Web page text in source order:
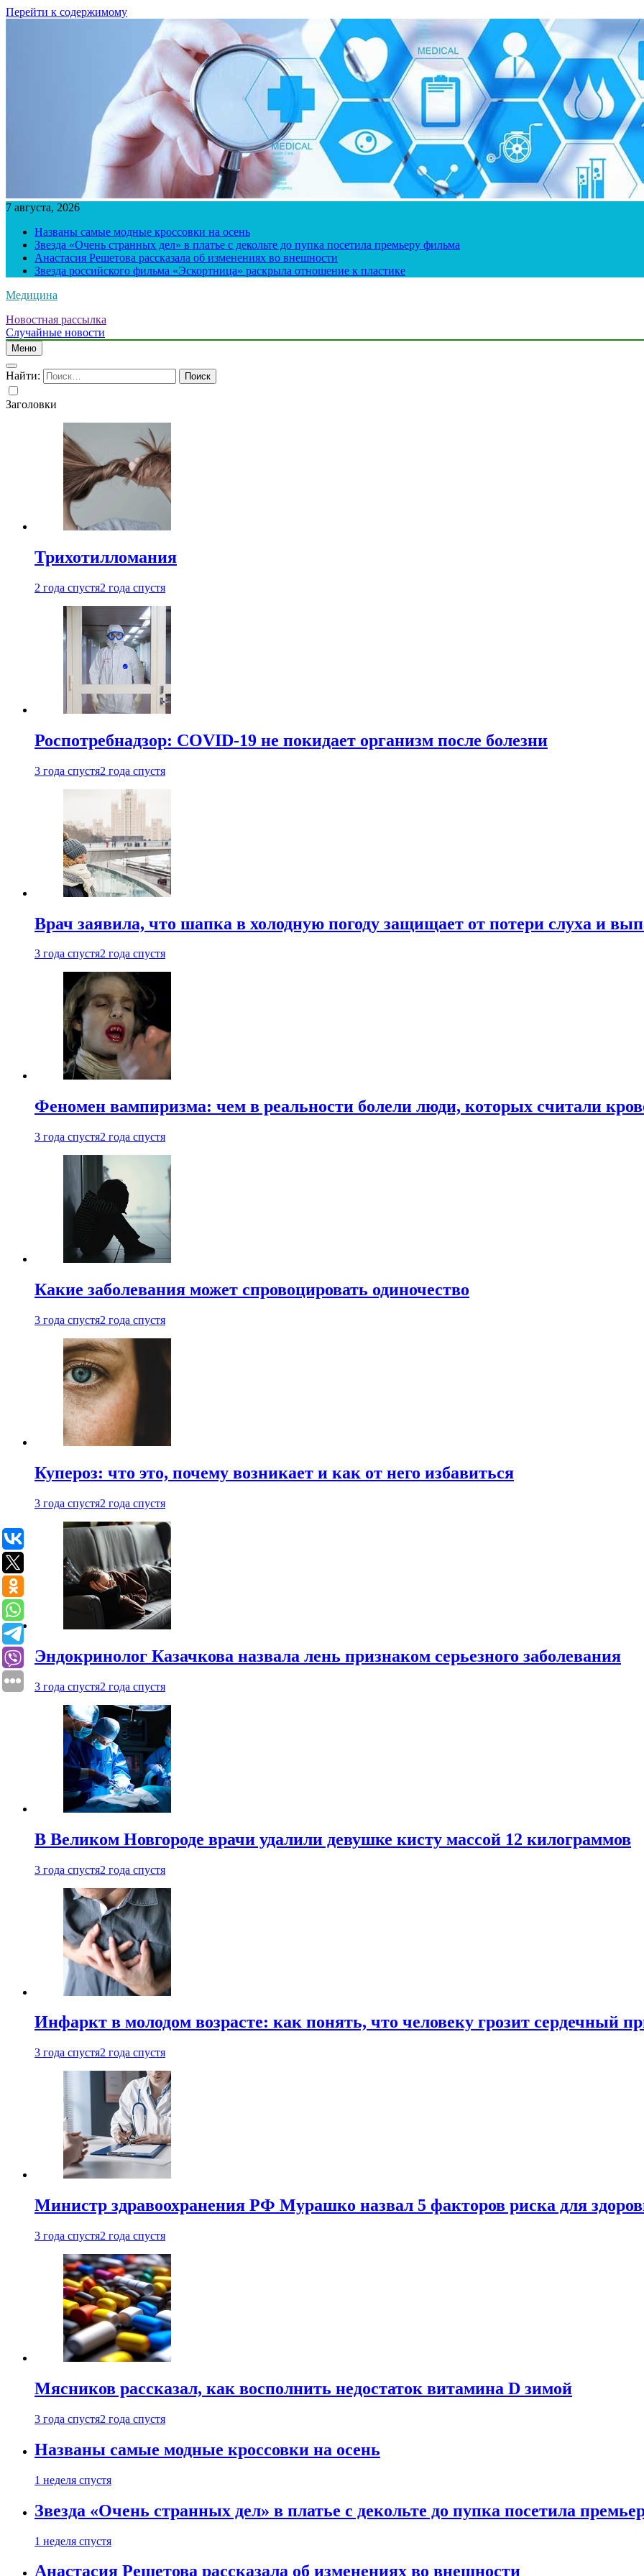
Перейти к содержимому
7 августа, 2026
Названы самые модные кроссовки на осень
Звезда «Очень странных дел» в платье с декольте до пупка посетила премьеру фильма
Анастасия Решетова рассказала об изменениях во внешности
Звезда российского фильма «Эскортница» раскрыла отношение к пластике
Медицина
Новостная рассылка
Случайные новости
Меню
Найти:
Заголовки
Трихотилломания
2 года спустя2 года спустя
Роспотребнадзор: COVID-19 не покидает организм после болезни
3 года спустя2 года спустя
Врач заявила, что шапка в холодную погоду защищает от потери слуха и
3 года спустя2 года спустя
Феномен вампиризма: чем в реальности болели люди, которых считали
3 года спустя2 года спустя
Какие заболевания может спровоцировать одиночество
3 года спустя2 года спустя
Купероз: что это, почему возникает и как от него избавиться
3 года спустя2 года спустя
Эндокринолог Казачкова назвала лень признаком серьезного заболевания
3 года спустя2 года спустя
В Великом Новгороде врачи удалили девушке кисту массой 12 килограммов
3 года спустя2 года спустя
Инфаркт в молодом возрасте: как понять, что человеку грозит сердечный
3 года спустя2 года спустя
Министр здравоохранения РФ Мурашко назвал 5 факторов риска для
3 года спустя2 года спустя
Мясников рассказал, как восполнить недостаток витамина D зимой
3 года спустя2 года спустя
Названы самые модные кроссовки на осень
1 неделя спустя
Звезда «Очень странных дел» в платье с декольте до пупка посетила
1 неделя спустя
Анастасия Решетова рассказала об изменениях во внешности